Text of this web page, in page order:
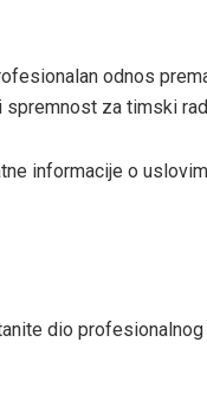
odnos
spremnost za timski
informacije o
dio